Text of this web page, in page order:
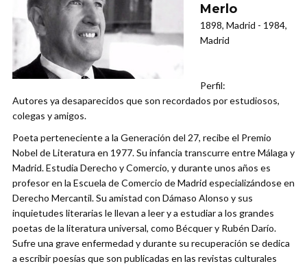
Merlo
1898, Madrid - 1984,
Madrid
Perfil:
Autores ya desaparecidos que son recordados por estudiosos,
colegas y amigos.
Poeta perteneciente a la Generación del 27, recibe el Premio
Nobel de Literatura en 1977. Su infancia transcurre entre Málaga y
Madrid. Estudia Derecho y Comercio, y durante unos años es
profesor en la Escuela de Comercio de Madrid especializándose en
Derecho Mercantil. Su amistad con Dámaso Alonso y sus
inquietudes literarias le llevan a leer y a estudiar a los grandes
poetas de la literatura universal, como Bécquer y Rubén Darío.
Sufre una grave enfermedad y durante su recuperación se dedica
a escribir poesías que son publicadas en las revistas culturales